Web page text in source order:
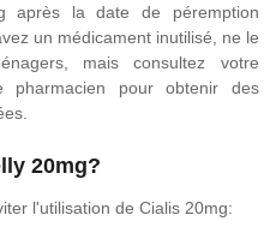
après la date de péremption
un médicament inutilisé, ne le
mais consultez votre
pharmacien pour obtenir des
20mg?
l'utilisation de Cialis 20mg: